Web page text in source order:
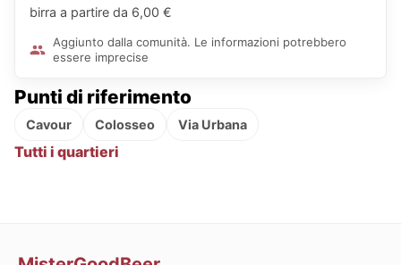
birra a partire da 6,00 €
Aggiunto dalla comunità. Le informazioni potrebbero
essere imprecise
Punti di riferimento
Cavour Colosseo Via Urbana
Tutti i quartieri